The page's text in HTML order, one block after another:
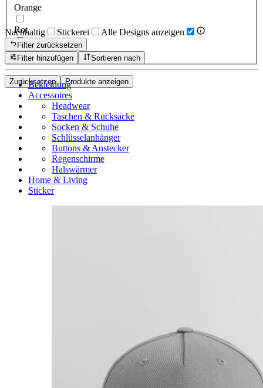
Orange
Rot
Pink
Zurücksetzen Produkte anzeigen
Nachhaltig Stickerei Alle Designs anzeigen
Filter zurücksetzen
Filter hinzufügen
Sortieren nach
Bekleidung
Accessoires
Headwear
Taschen & Rucksäcke
Socken & Schuhe
Schlüsselanhänger
Buttons & Anstecker
Regenschirme
Halswärmer
Home & Living
Sticker